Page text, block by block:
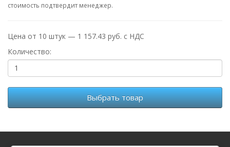
стоимость подтвердит менеджер.
Цена от 10 штук — 1 157.43 руб. с НДС
Количество:
Выбрать товар